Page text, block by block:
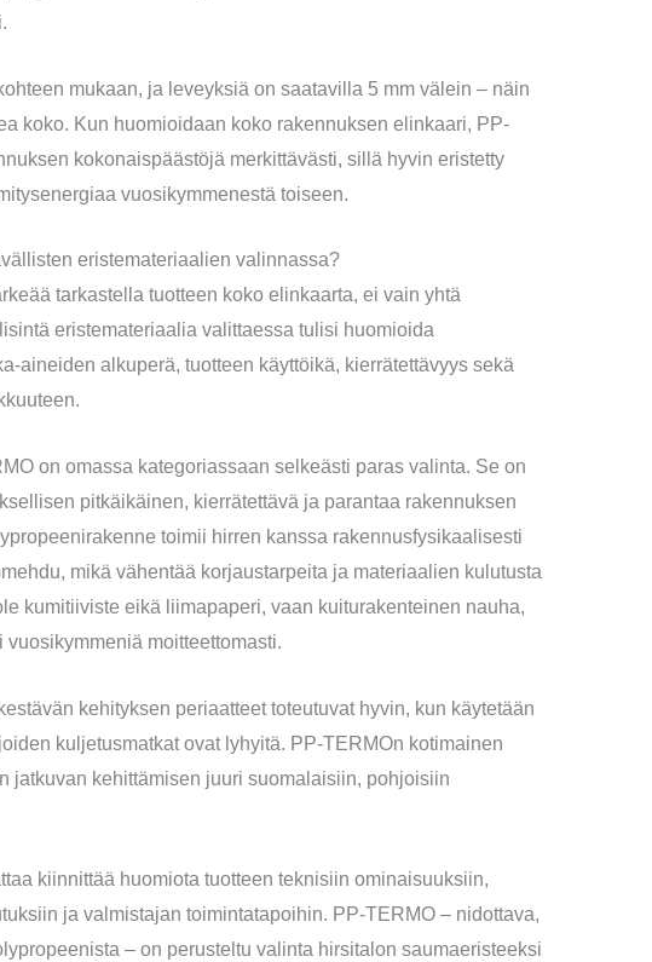
mukaan, ja leveyksiä on saatavilla 5 mm välein – näin
koko. Kun huomioidaan koko rakennuksen elinkaari, PP-
kokonaispäästöjä merkittävästi, sillä hyvin eristetty
vuosikymmenestä toiseen.
eristemateriaalien valinnassa?
tarkastella tuotteen koko elinkaarta, ei vain yhtä
eristemateriaalia valittaessa tulisi huomioida
aineiden alkuperä, tuotteen käyttöikä, kierrätettävyys sekä
on omassa kategoriassaan selkeästi paras valinta. Se on
pitkäikäinen, kierrätettävä ja parantaa rakennuksen
toimii hirren kanssa rakennusfysikaalisesti
mikä vähentää korjaustarpeita ja materiaalien kulutusta
kumitiiviste eikä liimapaperi, vaan kuiturakenteinen nauha,
moitteettomasti.
kehityksen periaatteet toteutuvat hyvin, kun käytetään
kuljetusmatkat ovat lyhyitä. PP-TERMOn kotimainen
jatkuvan kehittämisen juuri suomalaisiin, pohjoisiin
kiinnittää huomiota tuotteen teknisiin ominaisuuksiin,
ja valmistajan toimintatapoihin. PP-TERMO – nidottava,
– on perusteltu valinta hirsitalon saumaeristeeksi